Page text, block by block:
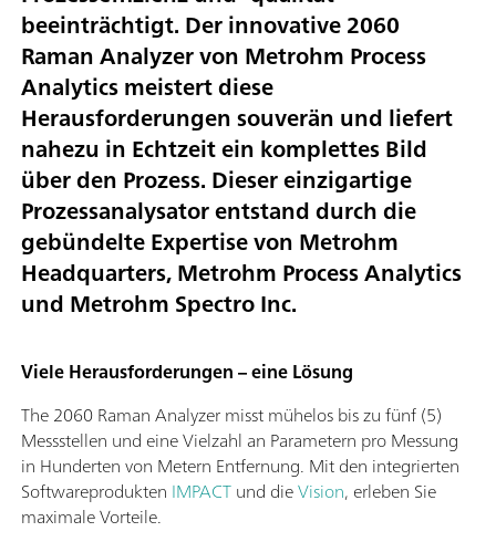
beeinträchtigt. Der innovative 2060
Raman Analyzer von Metrohm Process
Analytics meistert diese
Herausforderungen souverän und liefert
nahezu in Echtzeit ein komplettes Bild
über den Prozess. Dieser einzigartige
Prozessanalysator entstand durch die
gebündelte Expertise von Metrohm
Headquarters, Metrohm Process Analytics
und Metrohm Spectro Inc.
Viele Herausforderungen – eine Lösung
The 2060 Raman Analyzer misst mühelos bis zu fünf (5)
Messstellen und eine Vielzahl an Parametern pro Messung
in Hunderten von Metern Entfernung. Mit den integrierten
Softwareprodukten IMPACTund dieVision, erleben Sie
maximale Vorteile.